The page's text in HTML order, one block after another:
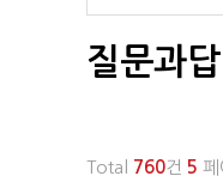
질문과
Total 760건 5 페